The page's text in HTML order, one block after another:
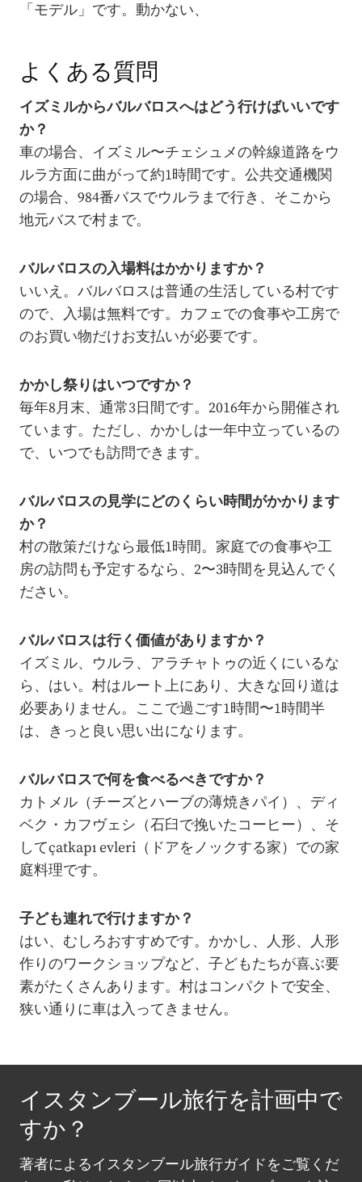
「モデル」です。動かない、
よくある質問
イズミルからバルバロスへはどう行けばいいです
か？
車の場合、イズミル〜チェシュメの幹線道路をウ
ルラ方面に曲がって約1時間です。公共交通機関
の場合、984番バスでウルラまで行き、そこから
地元バスで村まで。
バルバロスの入場料はかかりますか？
いいえ。バルバロスは普通の生活している村です
ので、入場は無料です。カフェでの食事や工房で
のお買い物だけお支払いが必要です。
かかし祭りはいつですか？
毎年8月末、通常3日間です。2016年から開催され
ています。ただし、かかしは一年中立っているの
で、いつでも訪問できます。
バルバロスの見学にどのくらい時間がかかります
か？
村の散策だけなら最低1時間。家庭での食事や工
房の訪問も予定するなら、2〜3時間を見込んでく
ださい。
バルバロスは行く価値がありますか？
イズミル、ウルラ、アラチャトゥの近くにいるな
ら、はい。村はルート上にあり、大きな回り道は
必要ありません。ここで過ごす1時間〜1時間半
は、きっと良い思い出になります。
バルバロスで何を食べるべきですか？
カトメル（チーズとハーブの薄焼きパイ）、ディ
ベク・カフヴェシ（石臼で挽いたコーヒー）、そ
してçatkapı evleri（ドアをノックする家）での家
庭料理です。
子ども連れで行けますか？
はい、むしろおすすめです。かかし、人形、人形
作りのワークショップなど、子どもたちが喜ぶ要
素がたくさんあります。村はコンパクトで安全、
狭い通りに車は入ってきません。
イスタンブール旅行を計画中で
すか？
著者によるイスタンブール旅行ガイドをご覧くだ